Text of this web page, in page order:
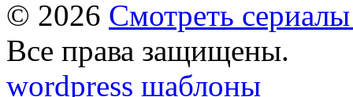
© 2026 Смотреть
Все права защищены.
wordpress шаблоны